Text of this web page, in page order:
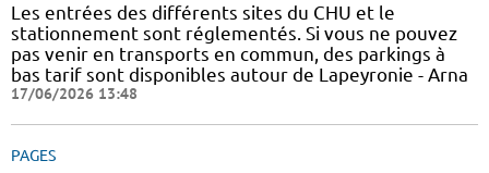
Les entrées des différents sites du CHU et le
stationnement sont réglementés. Si vous ne pouvez
pas venir en transports en commun, des parkings à
bas tarif sont disponibles autour de Lapeyronie - Arna
17/06/2026 13:48
PAGES